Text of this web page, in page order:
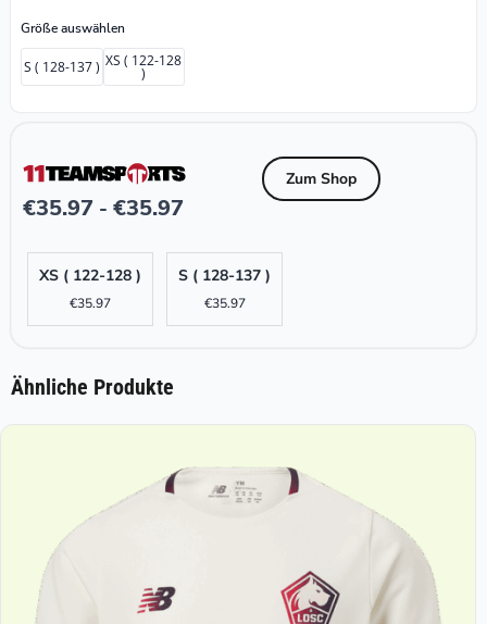
Größe auswählen
S ( 128-137 ) XS ( 122-128
)
€35.97 - €35.97
Zum Shop
XS ( 122-128 )
€35.97
S ( 128-137 )
€35.97
Ähnliche Produkte